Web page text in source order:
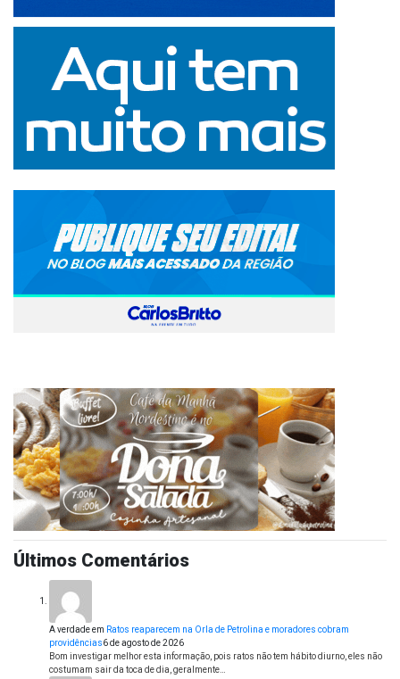
Últimos Comentários
A verdadeem Ratos reaparecem na Orla de Petrolina e moradores cobram
providências6 de agosto de 2026
Bom investigar melhor esta informação, pois ratos não tem hábito diurno, eles não
costumam sair da toca de dia, geralmente…